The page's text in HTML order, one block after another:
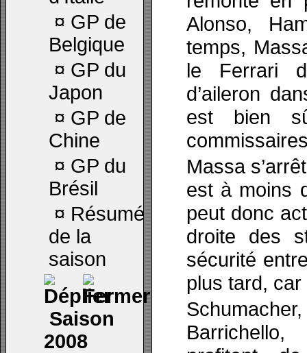
¤ GP de
Belgique
¤ GP du
Japon
¤ GP de
Chine
¤ GP du
Brésil
¤ Résumé
de la
saison
Saison
2008
Alonso,
temps,
le Ferrari
d’aileron
est bien
Massa
est à moins
peut donc
droite des
sécurité
plus tard,